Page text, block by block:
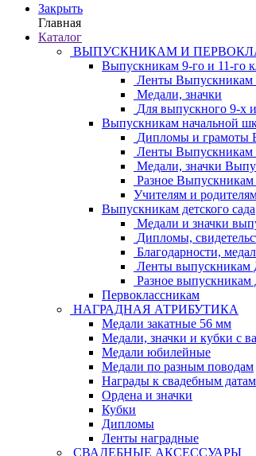
Закрыть
Главная
Каталог
ВЫПУСКНИКАМ И
Выпускникам 9-го и 11-го
Ленты Выпускникам
Медали, значки
Для выпускного 9-х
Выпускникам начальной
Дипломы и грамоты
Ленты Выпускникам
Медали, значки
Разное
Учителям и
Выпускникам детского сада
Медали и значки
Дипломы,
Благодарности,
Ленты выпускникам
Разное выпускникам
Первоклассникам
НАГРАДНАЯ АТРИБУТИКА
Медали закатные 56 мм
Медали, значки и кубки с
Медали юбилейные
Медали по разным поводам
Награды к свадебным датам
Ордена и значки
Кубки
Дипломы
Ленты наградные
СВАДЕБНЫЕ АКСЕССУАРЫ